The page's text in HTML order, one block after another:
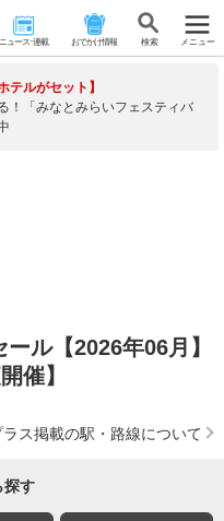
ニュース･連載 おでかけ情報 検 索 メニュー
テルがセット】
！「みなとみらいフェスティバ
ル【2026年06月】
催】
ス掲載の駅・路線について
探す